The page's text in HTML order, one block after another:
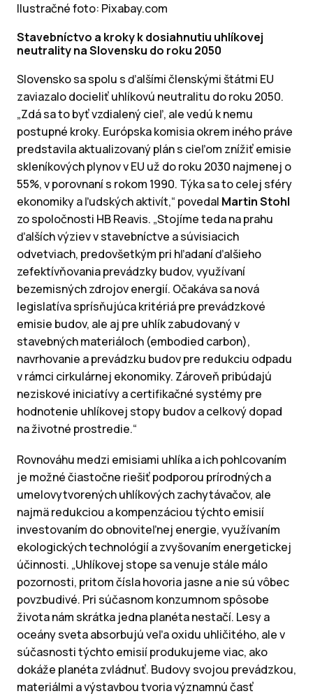
Ilustračné foto: Pixabay.com
Stavebníctvo a kroky k dosiahnutiu uhlíkovej
neutrality na Slovensku do roku 2050
Slovensko sa spolu s ďalšími členskými štátmi EU
zaviazalo docieliť uhlíkovú neutralitu do roku 2050.
„Zdá sa to byť vzdialený cieľ, ale vedú k nemu
postupné kroky. Európska komisia okrem iného práve
predstavila aktualizovaný plán s cieľom znížiť emisie
skleníkových plynov v EU už do roku 2030 najmenej o
55%, v porovnaní s rokom 1990. Týka sa to celej sféry
ekonomiky a ľudských aktivít,“ povedal Martin Stohl
zo spoločnosti HB Reavis. „Stojíme teda na prahu
ďalších výziev v stavebníctve a súvisiacich
odvetviach, predovšetkým pri hľadaní ďalšieho
zefektívňovania prevádzky budov, využívaní
bezemisných zdrojov energií. Očakáva sa nová
legislatíva sprísňujúca kritériá pre prevádzkové
emisie budov, ale aj pre uhlík zabudovaný v
stavebných materiáloch (embodied carbon),
navrhovanie a prevádzku budov pre redukciu odpadu
v rámci cirkulárnej ekonomiky. Zároveň pribúdajú
neziskové iniciatívy a certifikačné systémy pre
hodnotenie uhlíkovej stopy budov a celkový dopad
na životné prostredie.“
Rovnováhu medzi emisiami uhlíka a ich pohlcovaním
je možné čiastočne riešiť podporou prírodných a
umelovytvorených uhlíkových zachytávačov, ale
najmä redukciou a kompenzáciou týchto emisií
investovaním do obnoviteľnej energie, využívaním
ekologických technológií a zvyšovaním energetickej
účinnosti. „Uhlíkovej stope sa venuje stále málo
pozornosti, pritom čísla hovoria jasne a nie sú vôbec
povzbudivé. Pri súčasnom konzumnom spôsobe
života nám skrátka jedna planéta nestačí. Lesy a
oceány sveta absorbujú veľa oxidu uhličitého, ale v
súčasnosti týchto emisií produkujeme viac, ako
dokáže planéta zvládnuť. Budovy svojou prevádzkou,
materiálmi a výstavbou tvoria významnú časť